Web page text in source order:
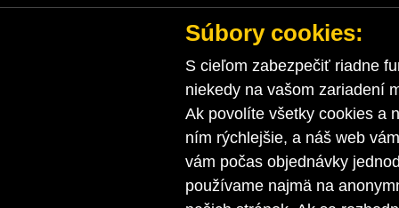
Súbory cookies:
S cieľom zabezpečiť riadne
niekedy na vašom zariadení
Ak povolíte všetky cookies a
ním rýchlejšie, a náš web
vám počas objednávky
používame najmä na